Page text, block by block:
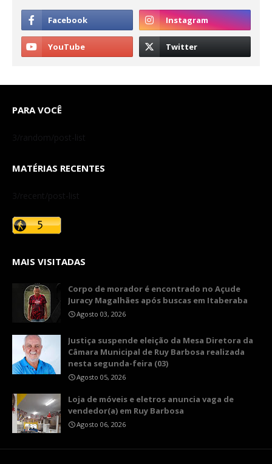
PARA VOCÊ
3/random/post-list
MATÉRIAS RECENTES
3/recent/post-list
MAIS VISITADAS
Corpo de morador é encontrado no Açude
Juracy Magalhães após buscas em Itaberaba
Agosto 03, 2026
​Justiça suspende eleição da Mesa Diretora da
Câmara Municipal de Ruy Barbosa realizada
nesta segunda-feira (03)
Agosto 05, 2026
Loja de móveis e eletros anuncia vaga de
vendedor(a) em Ruy Barbosa
Agosto 06, 2026